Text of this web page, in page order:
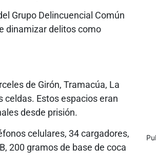
Grupo Delincuencial Común
dinamizar delitos como
de Girón, Tramacúa, La
celdas. Estos espacios eran
desde prisión.
celulares, 34 cargadores,
200 gramos de base de coca